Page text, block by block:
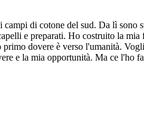
campi di cotone del sud. Da lì
e preparati. Ho costruito la mia
dovere è verso l'umanità.
e la mia opportunità. Ma ce l'ho